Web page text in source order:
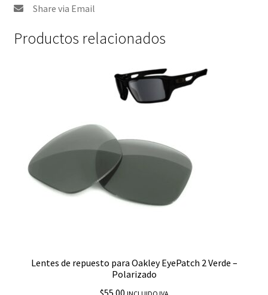
Share via Email
Productos relacionados
Lentes de repuesto para Oakley EyePatch 2 Verde –
Polarizado
$55.00